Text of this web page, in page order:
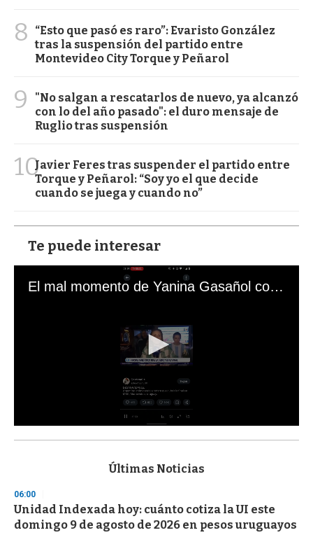
8
“Esto que pasó es raro”: Evaristo González
tras la suspensión del partido entre
Montevideo City Torque y Peñarol
9
"No salgan a rescatarlos de nuevo, ya alcanzó
con lo del año pasado": el duro mensaje de
Ruglio tras suspensión
10Javier Feres tras suspender el partido entre
Torque y Peñarol: “Soy yo el que decide
cuando se juega y cuando no”
Te puede interesar
El mal momento de Yanina Gasañol con un hincha argentino en "Subrayado"
s
d
s
o
f
Últimas Noticias
06:00
Unidad Indexada hoy: cuánto cotiza la UI este
domingo 9 de agosto de 2026 en pesos uruguayos